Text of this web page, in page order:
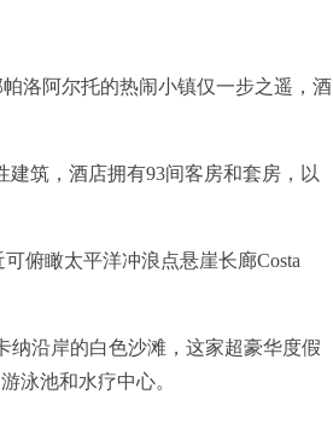
洛阿尔托的热闹小镇仅一步之遥，酒
筑，酒店拥有93间客房和套房，以
俯瞰太平洋冲浪点悬崖长廊Costa
纳沿岸的白色沙滩，这家超豪华度假
泳池和水疗中心。